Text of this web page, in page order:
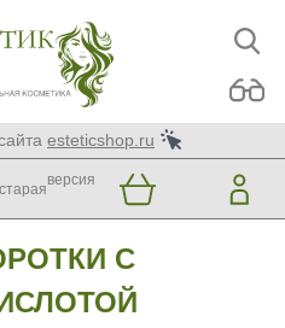
esteticshop.ru
старая
версия
С